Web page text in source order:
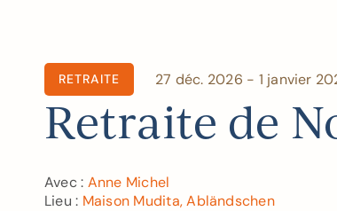
RETRAITE 27 déc. 2026 - 1 janvier
Retraite de
Avec : Anne Michel
Lieu : Maison Mudita, Abländschen